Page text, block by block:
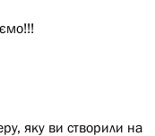
яку ви створили на